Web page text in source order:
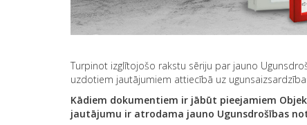
Turpinot izglītojošo rakstu sēriju par jauno
uzdotiem jautājumiem attiecībā uz
Kādiem dokumentiem ir jābūt pieejamiem
jautājumu ir atrodama jauno Ugunsdrošības